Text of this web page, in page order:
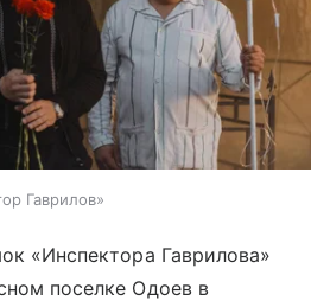
Гаврилов»
«Инспектора Гаврилова»
поселке Одоев в